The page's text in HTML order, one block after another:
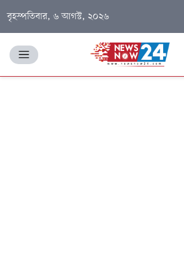
বৃহস্পতিবার, ৬ আগস্ট, ২০২৬